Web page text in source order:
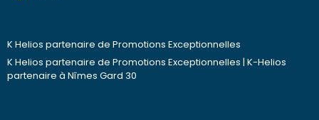
K Helios partenaire de Promotions Exceptionnelles
K Helios partenaire de Promotions Exceptionnelles | K-Helios
partenaire à Nîmes Gard 30